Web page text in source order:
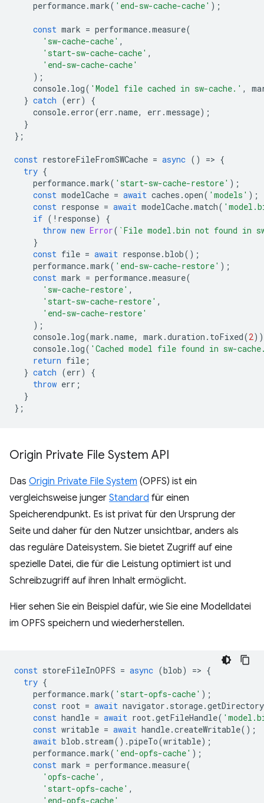
performance.mark( 'end-sw-cache-cache' );
const mark = performance.measure(
'sw-cache-cache' ,
'start-sw-cache-cache' ,
'end-sw-cache-cache'
);
console. log( 'Model file cached in sw-cache.' ,
} catch (err)
{
console. error(err .name, err .message);
}
};
const restoreFileFromSWCache = async () => {
try {
performance.mark( 'start-sw-cache-restore' );
const modelCache = await caches .open( 'models' );
const response = await modelCache.match(
if ( ! response)
{
throw new Error( `File model.bin not found in
}
const file = await response.blob();
performance.mark( 'end-sw-cache-restore' );
const mark = performance.measure(
'sw-cache-restore' ,
'start-sw-cache-restore' ,
'end-sw-cache-restore'
);
console. log(mark .name, mark .duration . toFixed(2
console. log( 'Cached model file found in sw-
return file ;
} catch (err)
{
throw err ;
}
};
Origin Private File System API
Das Origin Private File System (OPFS) ist ein
vergleichsweise junger Standard für einen
Speicherendpunkt. Es ist privat für den Ursprung der
Seite und daher für den Nutzer unsichtbar, anders als
das reguläre Dateisystem. Sie bietet Zugriff auf eine
spezielle Datei, die für die Leistung optimiert ist und
Schreibzugriff auf ihren Inhalt ermöglicht.
Hier sehen Sie ein Beispiel dafür, wie Sie eine Modelldatei
im OPFS speichern und wiederherstellen.
const storeFileInOPFS = async (blob) => {
try {
performance.mark( 'start-opfs-cache' );
const root = await navigator . storage.getDirectory
const handle = await root.getFileHandle(
const writable = await handle.createWritable();
await blob . stream().pipeTo(writable);
performance.mark( 'end-opfs-cache' );
const mark = performance.measure(
'opfs-cache' ,
'start-opfs-cache' ,
'end-opfs-cache'